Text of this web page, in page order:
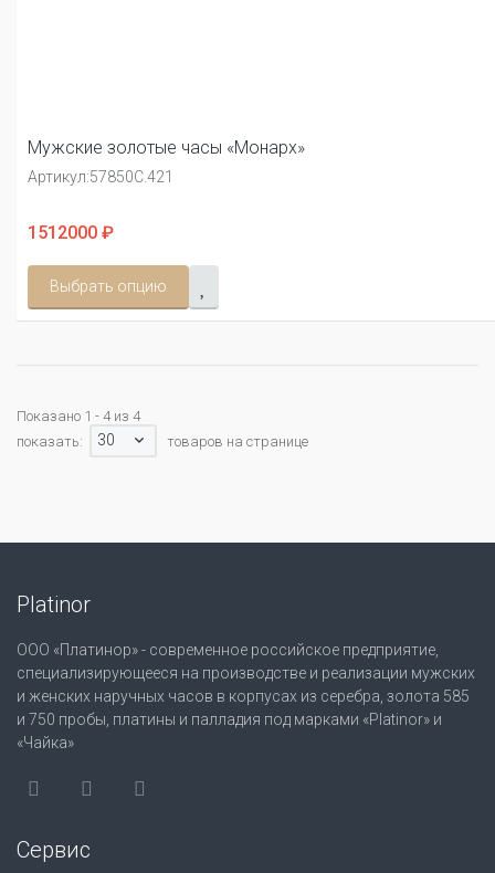
Мужские золотые часы «Монарх»
Артикул:57850С.421
1512000 ₽
Выбрать опцию
Показано 1 - 4 из 4
показать:
30 товаров на странице
Platinor
ООО «Платинор» - современное российское предприятие,
специализирующееся на производстве и реализации мужских
и женских наручных часов в корпусах из серебра, золота 585
и 750 пробы, платины и палладия под марками «Platinor» и
«Чайка»
Сервис